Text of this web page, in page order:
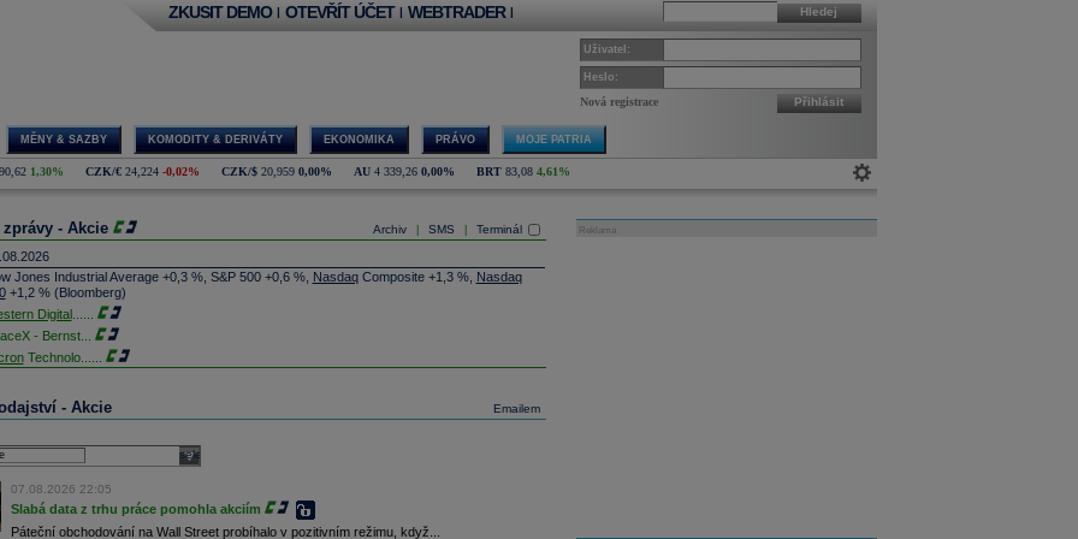
Hledej
ZKUSIT DEMO | OTEVŘÍT ÚČET | WEBTRADER |
Uživatel:
Heslo:
Nová registrace Přihlásit
MĚNY & SAZBY KOMODITY & DERIVÁTY EKONOMIKA PRÁVO MOJE PATRIA
1,30% CZK/€ 24,224 -0,02% CZK/$ 20,959 0,00% AU 4 339,26 0,00% BRT 83,08 4,61%
Archiv SMS Terminál
zprávy - Akcie
Jones Industrial Average +0,3 %, S&P 500 +0,6 %, NasdaqComposite +1,3 %, Nasdaq
+1,2 % (Bloomberg)
Digital......
- Bernst...
Technolo......
obchodů s akciemi na pražské burze za dnešní den je 0,831 mld. Kč. Průměrný objem
za poslední rok je 0,665 mld. Kč.
výroby balistických střel ATACMS ve spolupráci s americkou firmou
dobu potrvá. Agentuře Reuters to řekl generální ředitel německé zbrojovky
Papperger. Společná výroba s Lockheedem v Německu by podle něj mohla pomoci
arzenál Spojeným státům, které mají zvýšenou spotřebu střel kvůli válce s Íránem
Emailem
- Akcie
select
07.08.2026 22:05
Slabá data z trhu práce pomohla akciím
Páteční obchodování na Wall Street probíhalo v pozitivním režimu, když...
Reklama